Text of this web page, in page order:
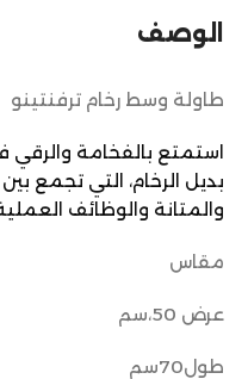
الوصف
طاولة وسط رخام ترفنتينو
استمتع بالفخامة
بديل الرخام، التي تجمع
والمتانة والوظائف
مقاس
عرض 50،سم
طول70سم